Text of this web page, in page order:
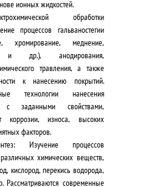
ионных жидкостей.
обработки
процессов гальваностегии
хромирование, меднение,
и др.), анодирования,
травления, а также
к нанесению покрытий.
технологии нанесения
с заданными свойствами,
коррозии, износа, высоких
факторов.
Изучение процессов
различных химических веществ,
кислород, перекись водорода,
Рассматриваются современные